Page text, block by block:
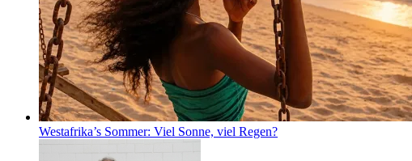
Westafrika’s Sommer: Viel Sonne, viel Regen?